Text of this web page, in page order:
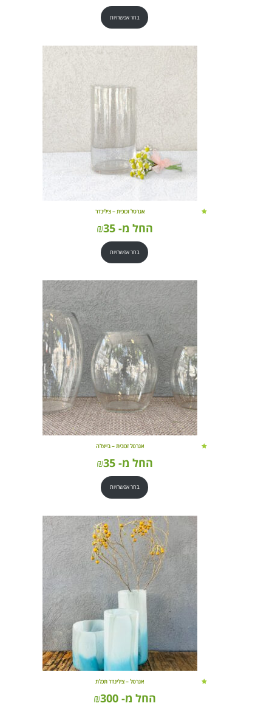
בחר אפשרויות
אגרטל זכוכית – צילינדר
החל מ- ₪35
בחר אפשרויות
אגרטל זכוכית – בייצלה
החל מ- ₪35
בחר אפשרויות
אגרטל – צילינדר תכלת
החל מ- ₪300